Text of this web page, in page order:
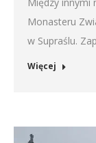
Monasteru
w Supraślu.
Więcej